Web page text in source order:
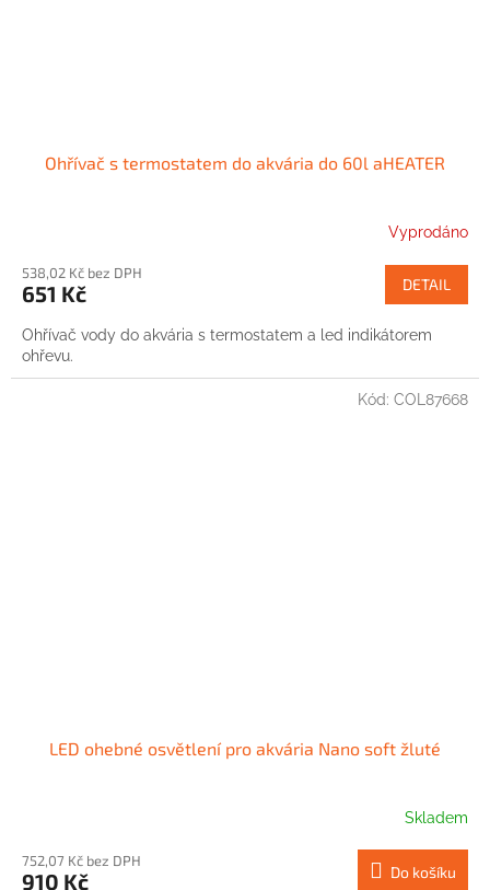
Ohřívač s termostatem do akvária do 60l aHEATER
Vyprodáno
538,02 Kč bez DPH
651 Kč DETAIL
Ohřívač vody do akvária s termostatem a led indikátorem
ohřevu.
LED ohebné osvětlení pro akvária Nano soft žluté
Skladem
752,07 Kč bez DPH
910 Kč Do košíku
Kód: COL87668